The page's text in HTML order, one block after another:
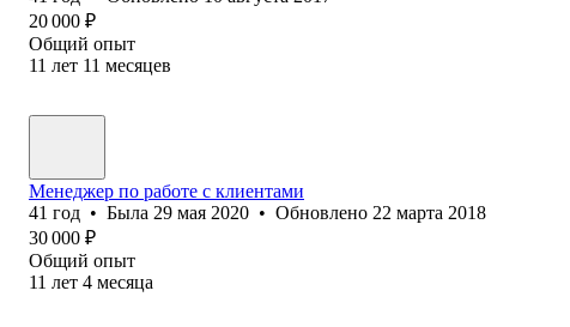
20 000 ₽
Общий опыт
11 лет 11 месяцев
Менеджер по работе с клиентами
41 год • Была 29 мая 2020 • Обновлено 22 марта 2018
30 000 ₽
Общий опыт
11 лет 4 месяца